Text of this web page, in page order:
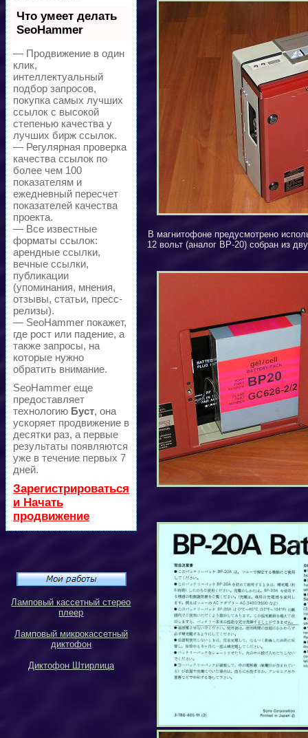
Что умеет делать
SeoHammer
— Продвижение в один
клик,
интеллектуальный
подбор запросов,
покупка самых лучших
ссылок с высокой
степенью качества у
лучших бирж ссылок.
— Регулярная проверка
качества ссылок по
более чем 100
показателям и
ежедневный пересчет
показателей качества
проекта.
— Все известные
форматы ссылок:
арендные ссылки,
вечные ссылки,
публикации
(упоминания, мнения,
отзывы, статьи, пресс-
релизы).
— SeoHammer покажет,
где рост или падение, а
также запросы, на
которые нужно
обратить внимание.
SeoHammer еще
предоставляет
технологию Буст, она
ускоряет продвижение в
десятки раз, а первые
результаты появляются
уже в течение первых 7
дней.
Зарегистрироваться
и Начать
продвижение
Ламповый кассетный стерео
плеер
Ламповый микрокассетный
диктофон
Диктофон Штирлица
В магнитофоне предусмотрено
12 вольт (аналог BP-20)собран из